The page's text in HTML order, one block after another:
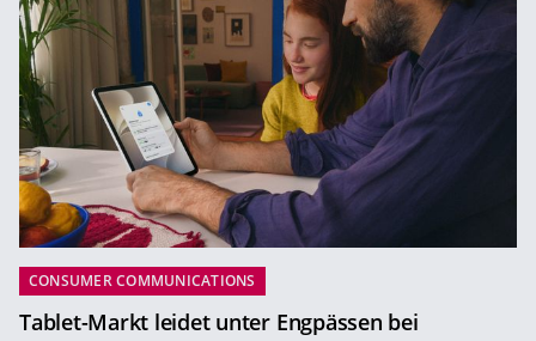
CONSUMER COMMUNICATIONS
Tablet-Markt leidet unter Engpässen bei